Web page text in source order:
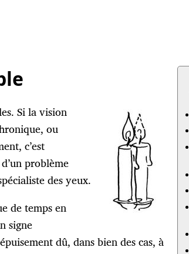
Si la vision
ou
c’est
problème
des yeux.
de temps en
signe
dû, dans bien des cas, à